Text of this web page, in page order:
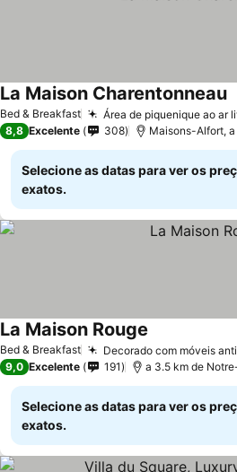
Bed & Breakfast Área de piquenique ao ar
La Maison Charentonneau
8,8 Excelente 308 Maisons-Alfort,
Selecione as datas para ver os
exatos.
Bed & Breakfast Decorado com móveis
La Maison Rouge
9,0 Excelente 191 a 3.5 km de
Selecione as datas para ver os
exatos.